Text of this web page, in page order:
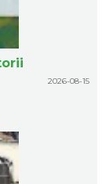
2026-08-15